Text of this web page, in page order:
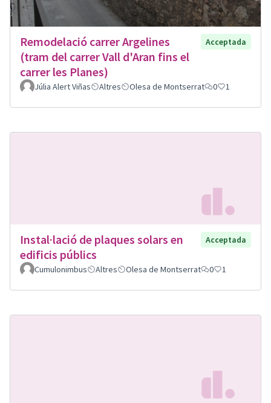
Remodelació carrer Argelines
(tram del carrer Vall d'Aran fins el
carrer les Planes)
Acceptada
Júlia Alert Viñas Altres Olesa de Montserrat 0 1
Instal·lació de plaques solars en
edificis públics
Acceptada
Cumulonimbus Altres Olesa de Montserrat 0 1